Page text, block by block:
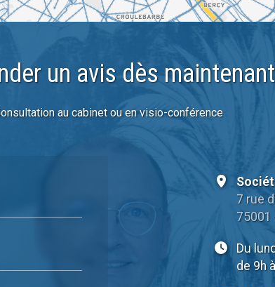
un avis dès maintenant
au cabinet ou en visio-conférence
7 rue
75001
Du
de 9h